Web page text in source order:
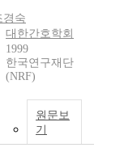
경숙
대한간호학회
1999
한국연구재단
(NRF)
원문보
기